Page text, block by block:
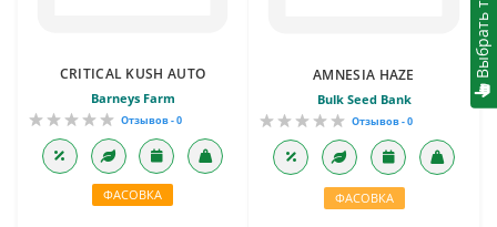
CRITICAL KUSH AUTO
Barneys Farm
Отзывов - 0
ФАСОВКА
AMNESIA HAZE
Bulk Seed Bank
Отзывов - 0
ФАСОВКА